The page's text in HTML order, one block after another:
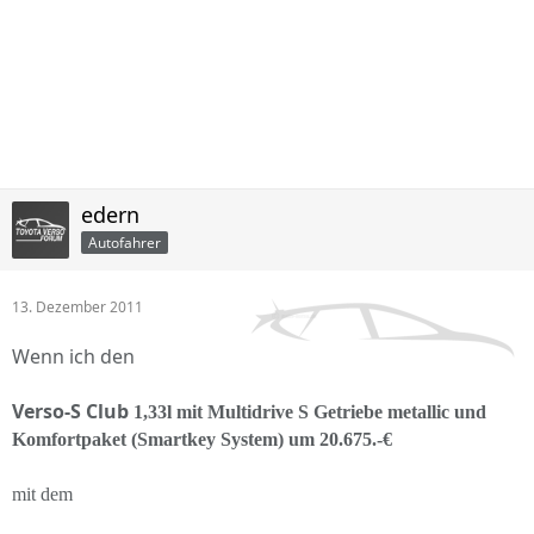
edern
Autofahrer
13. Dezember 2011
Wenn ich den
Verso-S Club 1,33l mit Multidrive S Getriebe metallic und
Komfortpaket (Smartkey System) um 20.675.-€
mit dem